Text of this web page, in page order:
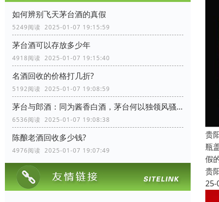
如何辨别飞天茅台酒的真假
5249阅读 2025-01-07 19:15:59
茅台酒可以存放多少年
4918阅读 2025-01-07 19:15:40
名酒回收的价格打几折?
5192阅读 2025-01-07 19:08:59
茅台与郎酒：同为酱香白酒，茅台何以独领风骚？
6536阅读 2025-01-07 19:08:38
陈酿老酒回收多少钱?
4976阅读 2025-01-07 19:07:49
贵
瓶
假
贵
25-